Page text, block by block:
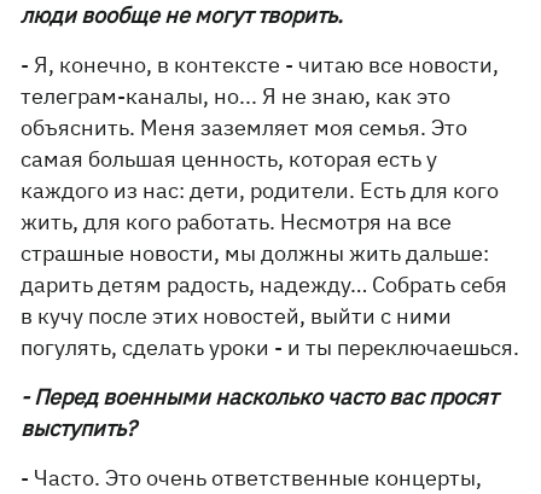
люди вообще не могут творить.
- Я, конечно, в контексте - читаю все новости,
телеграм-каналы, но... Я не знаю, как это
объяснить. Меня заземляет моя семья. Это
самая большая ценность, которая есть у
каждого из нас: дети, родители. Есть для кого
жить, для кого работать. Несмотря на все
страшные новости, мы должны жить дальше:
дарить детям радость, надежду… Собрать себя
в кучу после этих новостей, выйти с ними
погулять, сделать уроки - и ты переключаешься.
- Перед военными насколько часто вас просят
выступить?
- Часто. Это очень ответственные концерты,